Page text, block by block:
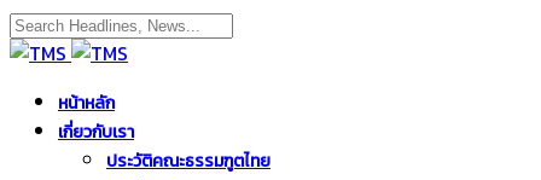
หน้าหลัก
เกี่ยวกับเรา
ประวัติคณะธรรมฑูตไทย